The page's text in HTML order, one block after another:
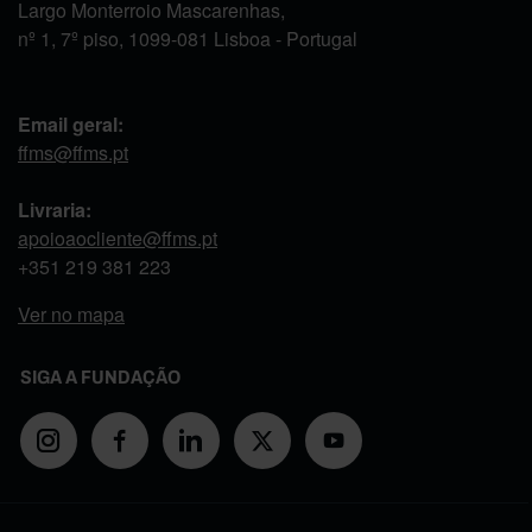
Largo Monterroio Mascarenhas,
nº 1, 7º piso, 1099-081 Lisboa - Portugal
Email geral:
ffms@ffms.pt
Livraria:
apoioaocliente@ffms.pt
+351 219 381 223
Ver no mapa
SIGA A FUNDAÇÃO